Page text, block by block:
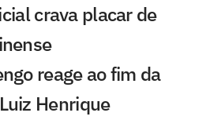
crava placar de
reage ao fim da
Henrique